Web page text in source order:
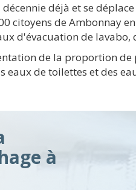
déjà et se
citoyens de Ambonnay
d'évacuation de lavabo,
de la proportion
de toilettes et des
à